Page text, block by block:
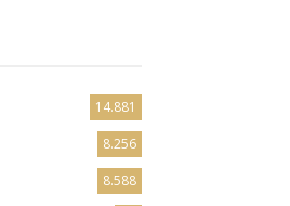
14.881
8.256
8.588